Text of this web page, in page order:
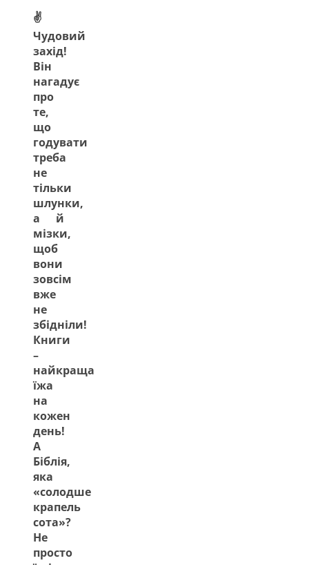
✌
Чудовий
захід!
Він
нагадує
про
те,
що
годувати
треба
не
тільки
шлунки,
а й
мізки,
щоб
вони
зовсім
вже
не
збідніли!
Книги
–
найкраща
їжа
на
кожен
день!
А
Біблія,
яка
«солодше
крапель
сота»?
Не
просто